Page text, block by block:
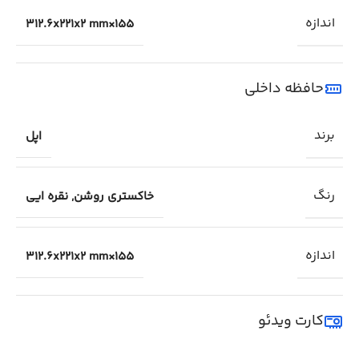
اندازه 155×312.6x221x2 mm
حافظه داخلی
برند اپل
رنگ خاکستری روشن,نقره ایی
اندازه 155×312.6x221x2 mm
کارت ویدئو